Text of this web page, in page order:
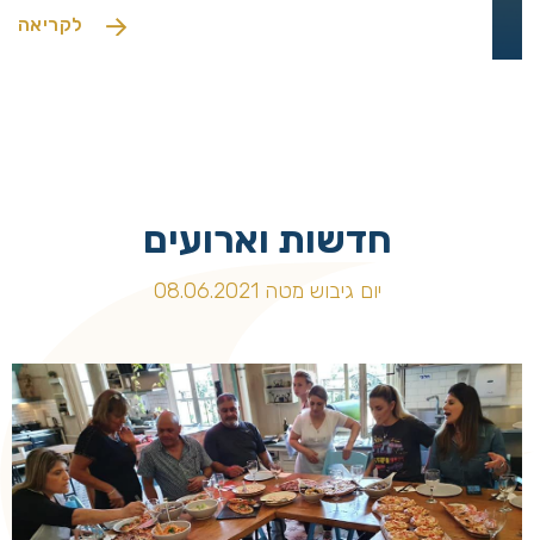
לקריאה
חדשות וארועים
יום גיבוש מטה 08.06.2021